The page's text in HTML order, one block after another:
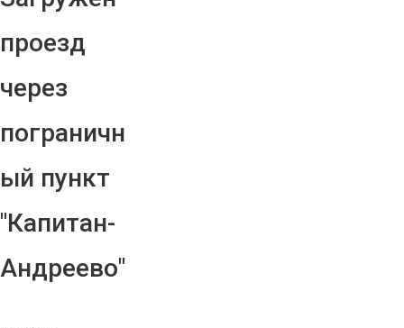
проезд
через
пограничн
ый пункт
"Капитан-
Андреево"